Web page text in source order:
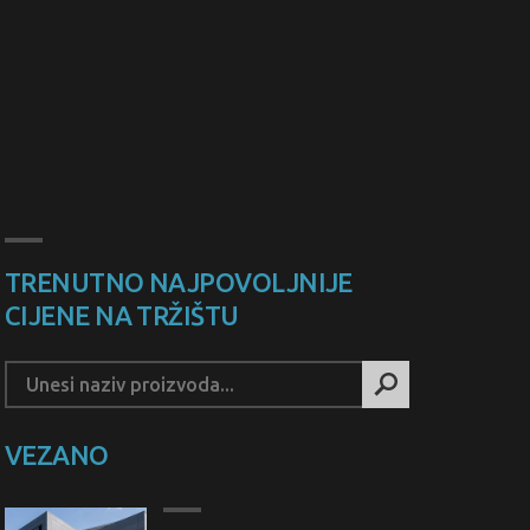
TRENUTNO NAJPOVOLJNIJE
CIJENE NA TRŽIŠTU
VEZANO